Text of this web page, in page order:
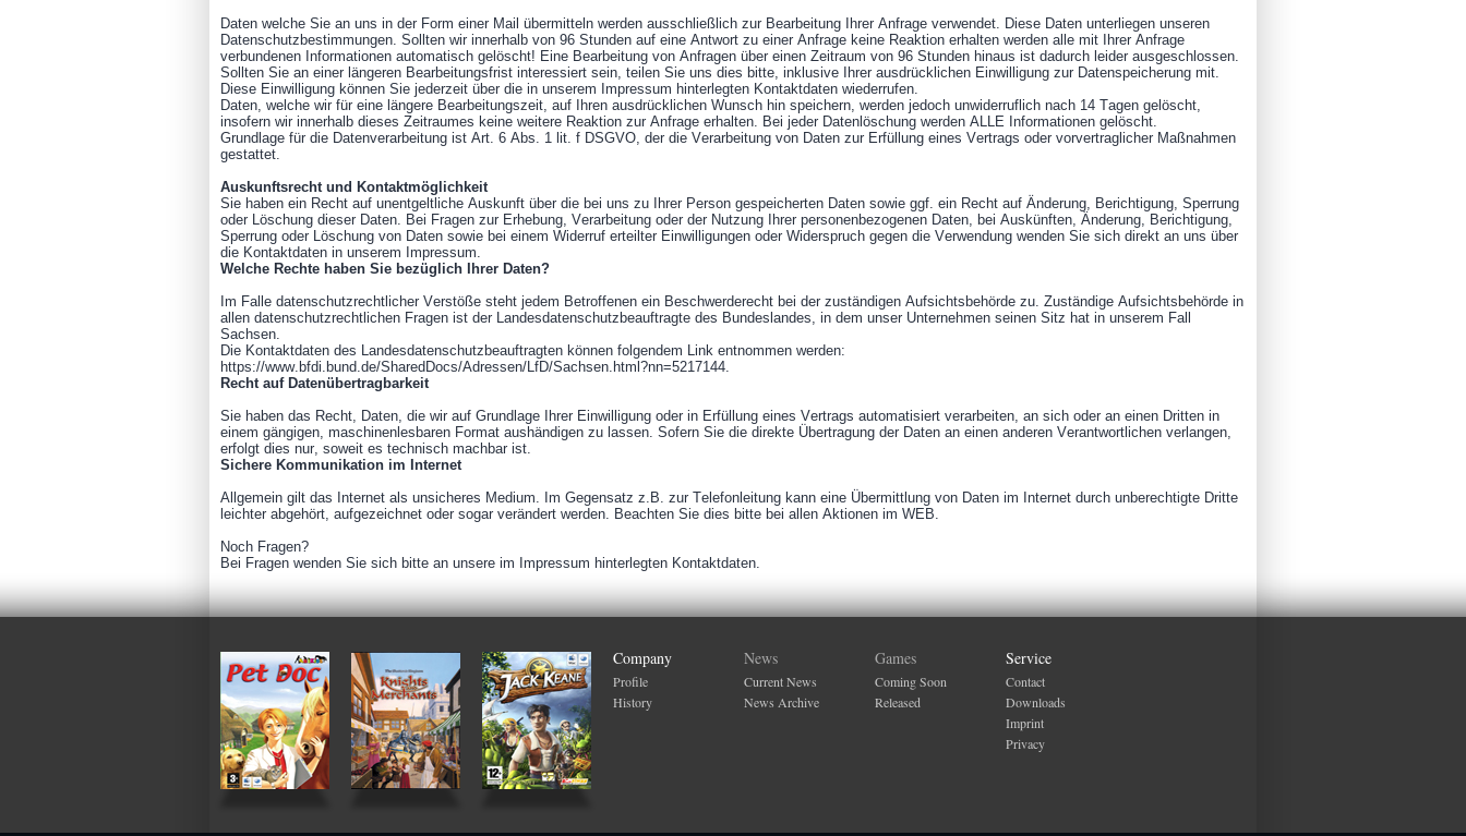
Daten welche Sie an uns in der Form einer Mail übermitteln werden ausschließlich zur Bearbeitung Ihrer Anfrage verwendet. Diese Daten unterliegen unseren
Datenschutzbestimmungen. Sollten wir innerhalb von 96 Stunden auf eine Antwort zu einer Anfrage keine Reaktion erhalten werden alle mit Ihrer Anfrage
verbundenen Informationen automatisch gelöscht! Eine Bearbeitung von Anfragen über einen Zeitraum von 96 Stunden hinaus ist dadurch leider ausgeschlossen.
Sollten Sie an einer längeren Bearbeitungsfrist interessiert sein, teilen Sie uns dies bitte, inklusive Ihrer ausdrücklichen Einwilligung zur Datenspeicherung mit.
Diese Einwilligung können Sie jederzeit über die in unserem Impressum hinterlegten Kontaktdaten wiederrufen.
Daten, welche wir für eine längere Bearbeitungszeit, auf Ihren ausdrücklichen Wunsch hin speichern, werden jedoch unwiderruflich nach 14 Tagen gelöscht,
insofern wir innerhalb dieses Zeitraumes keine weitere Reaktion zur Anfrage erhalten. Bei jeder Datenlöschung werden ALLE Informationen gelöscht.
Grundlage für die Datenverarbeitung ist Art. 6 Abs. 1 lit. f DSGVO, der die Verarbeitung von Daten zur Erfüllung eines Vertrags oder vorvertraglicher Maßnahmen
gestattet.
Auskunftsrecht und Kontaktmöglichkeit
Sie haben ein Recht auf unentgeltliche Auskunft über die bei uns zu Ihrer Person gespeicherten Daten sowie ggf. ein Recht auf Änderung, Berichtigung, Sperrung
oder Löschung dieser Daten. Bei Fragen zur Erhebung, Verarbeitung oder der Nutzung Ihrer personenbezogenen Daten, bei Auskünften, Änderung, Berichtigung,
Sperrung oder Löschung von Daten sowie bei einem Widerruf erteilter Einwilligungen oder Widerspruch gegen die Verwendung wenden Sie sich direkt an uns über
die Kontaktdaten in unserem Impressum.
Welche Rechte haben Sie bezüglich Ihrer Daten?
Im Falle datenschutzrechtlicher Verstöße steht jedem Betroffenen ein Beschwerderecht bei der zuständigen Aufsichtsbehörde zu. Zuständige Aufsichtsbehörde in
allen datenschutzrechtlichen Fragen ist der Landesdatenschutzbeauftragte des Bundeslandes, in dem unser Unternehmen seinen Sitz hat in unserem Fall
Sachsen.
Die Kontaktdaten des Landesdatenschutzbeauftragten können folgendem Link entnommen werden:
https://www.bfdi.bund.de/SharedDocs/Adressen/LfD/Sachsen.html?nn=5217144.
Recht auf Datenübertragbarkeit
Sie haben das Recht, Daten, die wir auf Grundlage Ihrer Einwilligung oder in Erfüllung eines Vertrags automatisiert verarbeiten, an sich oder an einen Dritten in
einem gängigen, maschinenlesbaren Format aushändigen zu lassen. Sofern Sie die direkte Übertragung der Daten an einen anderen Verantwortlichen verlangen,
erfolgt dies nur, soweit es technisch machbar ist.
Sichere Kommunikation im Internet
Allgemein gilt das Internet als unsicheres Medium. Im Gegensatz z.B. zur Telefonleitung kann eine Übermittlung von Daten im Internet durch unberechtigte Dritte
leichter abgehört, aufgezeichnet oder sogar verändert werden. Beachten Sie dies bitte bei allen Aktionen im WEB.
Noch Fragen?
Bei Fragen wenden Sie sich bitte an unsere im Impressum hinterlegten Kontaktdaten.
Company
Profile
History
News
Current News
News Archive
Games
Coming Soon
Released
Service
Contact
Downloads
Imprint
Privacy